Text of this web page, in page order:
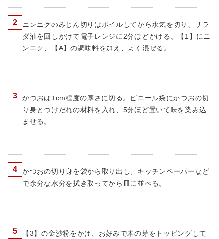
2
ニンニクのみじん切りはボイルしてから水気を切り、サラ
ダ油を回しかけて電子レンジに2分ほどかける。【1】にニ
ンニク、【A】の調味料を加え、よく混ぜる。
3
かつおは1cm程度の厚さに切る。ビニール袋にかつおの切
り身とつけだれの材料を入れ、5分ほど置いて味を染み込
ませる。
4
かつおの切り身を袋から取り出し、キッチンペーパーなど
で余分な水分を拭き取ってから皿に並べる。
5
【3】の金沙粉をかけ、お好みで木の芽をトッピングして